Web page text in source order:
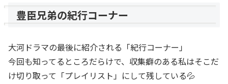
豊臣兄弟の紀行コーナー
大河ドラマの最後に紹介される「紀行コーナー」
今回も知ってるところだらけで、収集癖のある私はそこだ
け切り取って「プレイリスト」にして残している💦